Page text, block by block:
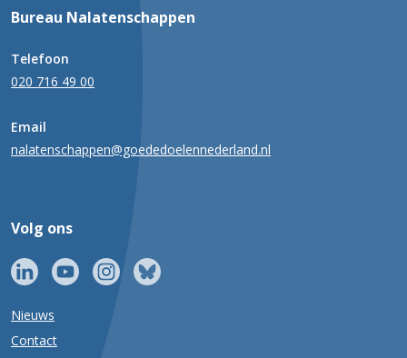
Bureau Nalatenschappen
Telefoon
020 716 49 00
Email
nalatenschappen@goededoelennederland.nl
Volg ons
Nieuws
Contact